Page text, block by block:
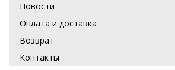
Новости
Оплата и доставка
Возврат
Контакты